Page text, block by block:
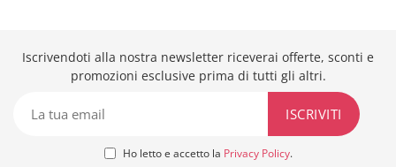
Iscrivendoti alla nostra newsletter riceverai offerte, sconti e
promozioni esclusive prima di tutti gli altri.
Ho letto e accetto la Privacy Policy.